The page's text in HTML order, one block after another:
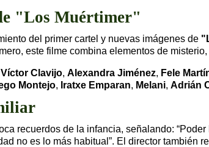
"Los Muértimer"
del primer cartel y nuevas imágenes de
este filme combina elementos de
Víctor Clavijo, Alexandra Jiménez, Fele
Montejo, Iratxe Emparan, Melani, Adrián
recuerdos de la infancia, señalando:
no es lo más habitual”. El director también